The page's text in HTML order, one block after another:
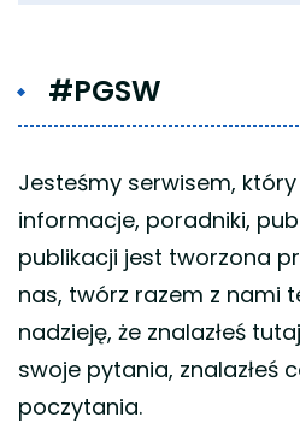
#PGSW
Jesteśmy serwisem,
informacje, poradniki,
publikacji jest tworzona
nas, twórz razem z nami
nadzieję, że znalazłeś
swoje pytania, znalazłeś
poczytania.